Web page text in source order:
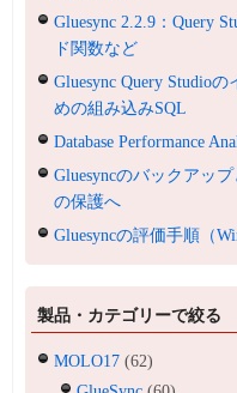
Gluesync 2.2.9：Query
ド関数など
Gluesync Query Studio
めの組み込みSQL
Database Performance
Gluesyncのバックアッ
の保護へ
Gluesyncの評価手順（
製品・カテゴリーで絞る
MOLO17 (62)